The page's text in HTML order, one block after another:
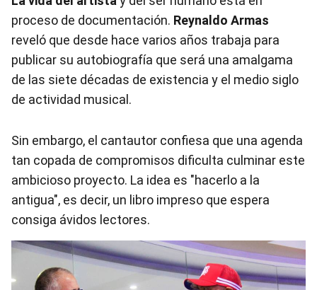
proceso de documentación. Reynaldo Armas
reveló que desde hace varios años trabaja para
publicar su autobiografía que será una amalgama
de las siete décadas de existencia y el medio siglo
de actividad musical.
Sin embargo, el cantautor confiesa que una agenda
tan copada de compromisos dificulta culminar este
ambicioso proyecto. La idea es "hacerlo a la
antigua", es decir, un libro impreso que espera
consiga ávidos lectores.